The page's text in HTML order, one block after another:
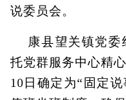
说委员会。
康县望关镇党委
托党群服务中心精
10日确定为“固定